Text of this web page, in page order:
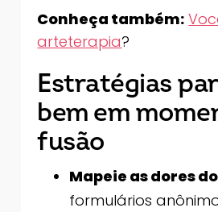
Conheça também:
arteterapia?
Estratégias
bem em
fusão
Mapeie as dores
formulários